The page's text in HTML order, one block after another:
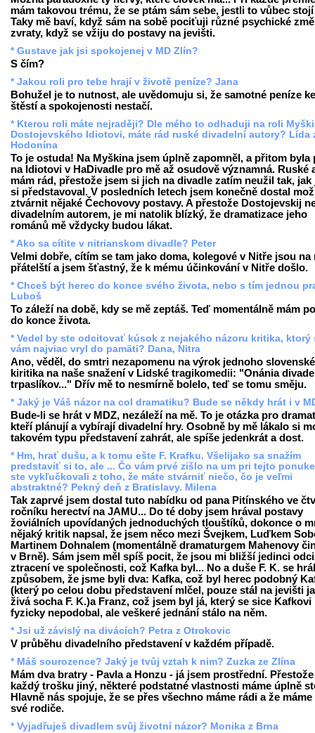
mám takovou trému, že se ptám sám sebe, jestli to vůbec
Taky mě baví, když sám na sobě pociťuji různé psychické
zvraty, když se vžiju do postavy na jevišti.
* Gustave jak jsi spokojenej v MD Zlín?
S čím?
* Jakou roli pro tebe hrají v životě peníze? Jana
Bohužel je to nutnost, ale uvědomuju si, že samotné peníze ke
štěstí a spokojenosti nestačí.
* Kterou roli máte nejraději? Dle mého to odhaduji na roli
Dostojevského Idiotovi, máte rád ruské divadelní autory? Lída
Hodonína
To je ostuda! Na Myškina jsem úplně zapomněl, a přitom byla
na Idiotovi v HaDivadle pro mě až osudově významná. Ruské
mám rád, přestože jsem si jich na divadle zatím neužil tak, jak
si představoval. V posledních letech jsem konečně dostal
ztvárnit nějaké Čechovovy postavy. A přestože Dostojevskij
divadelním autorem, je mi natolik blízký, že dramatizace jeho
románů mě vždycky budou lákat.
* Ako sa cítite v nitrianskom divadle? Peter
Velmi dobře, cítím se tam jako doma, kolegové v Nitře jsou na
přátelští a jsem šťastný, že k mému účinkování v Nitře došlo.
* Chceš být herec do konce svého života, nebo s tím jednou
Luboš
To záleží na době, kdy se mě zeptáš. Teď momentálně mám
do konce života.
* Vedel by ste odcitovať kúsok z nejakého názoru kritika, ktorý
vám najviac vryl do pamäti? Dana, Nitra
Ano, věděl, do smtri nezapomenu na výrok jednoho
kiritika na naše snažení v Lidské tragikomedii: "Onánia
trpaslíkov..." Dřív mě to nesmírně bolelo, teď se tomu směju.
* Jaký je Váš názor na col dramatiku? Bude se někdy hrát i v
Bude-li se hrát v MDZ, nezáleží na mě. To je otázka pro
kteří plánují a vybírají divadelní hry. Osobně by mě lákalo si
takovém typu představení zahrát, ale spíše jedenkrát a dost.
* Hm, hrať dušu, a k tomu ešte F. Krafku. Všelijako sa snažím
predstaviť si to, ale ... Čo vám prvé zišlo na um pri tejto
ste vykľučkovali z toho, že máte stvárniť niečo, čo je veľmi
abstraktné? Pekný deň z Bratislavy. Milena
Tak zaprvé jsem dostal tuto nabídku od pana Pitínského ve
ročníku herectví na JAMU... Do té doby jsem hrával postavy
žoviálních upovídaných jednoduchých tlouštíků, dokonce o
nějaký kritik napsal, že jsem něco mezi Švejkem, Luďkem
Martinem Dohnalem (momentálně dramaturgem Mahenovy
v Brně). Sám jsem měl spíš pocit, že jsou mi bližší jedinci
ztracení ve společnosti, což Kafka byl... No a duše F. K. se
způsobem, že jsme byli dva: Kafka, což byl herec podobný
(který po celou dobu představení mlčel, pouze stál na jevišti
živá socha F. K.)a Franz, což jsem byl já, který se sice Kafkovi
fyzicky nepodobal, ale veškeré jednání stálo na něm.
* Jsi už závislý na divácích? Petra z Otrokovic
V průběhu divadelního představení v každém případě.
* Máš sourozence? Jaký je tvůj vztah k nim? Zuzka ze Zlína
Mám dva bratry - Pavla a Honzu - já jsem prostřední.
každý trošku jiný, některé podstatné vlastnosti máme úplně
Hlavně nás spojuje, že se přes všechno máme rádi a že
své rodiče.
* Vyjadřuješ divadlem svůj životní názor? Monika z Brna